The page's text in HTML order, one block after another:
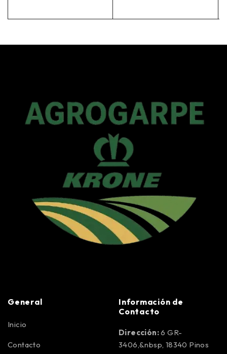
General
Inicio
Contacto
Información de
Contacto
Dirección:6 GR-
3406,&nbsp, 18340 Pinos